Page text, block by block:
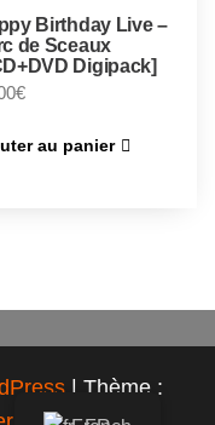
Birthday Live –
de Sceaux
Digipack]
€
au panier
| Thème :